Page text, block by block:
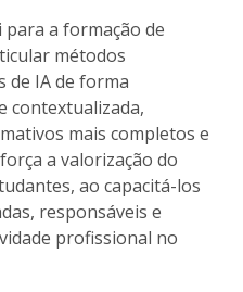
a formação de
métodos
de IA de forma
contextualizada,
mais completos e
a valorização do
ao capacitá-los
responsáveis e
profissional no